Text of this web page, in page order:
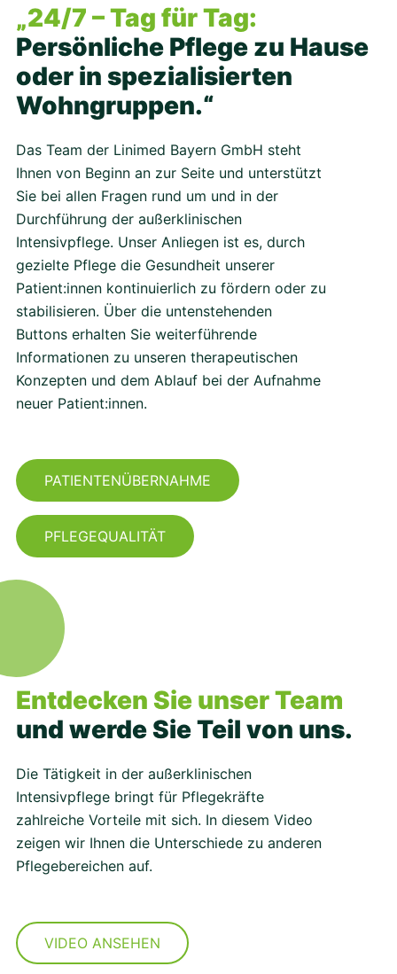
„24/7 – Tag für Tag:
Persönliche Pflege zu Hause
oder in spezialisierten
Wohngruppen.“
Das Team der Linimed Bayern GmbH steht
Ihnen von Beginn an zur Seite und unterstützt
Sie bei allen Fragen rund um und in der
Durchführung der außerklinischen
Intensivpflege. Unser Anliegen ist es, durch
gezielte Pflege die Gesundheit unserer
Patient:innen kontinuierlich zu fördern oder zu
stabilisieren. Über die untenstehenden
Buttons erhalten Sie weiterführende
Informationen zu unseren therapeutischen
Konzepten und dem Ablauf bei der Aufnahme
neuer Patient:innen.
PATIENTENÜBERNAHME
PFLEGEQUALITÄT
Entdecken Sie unser Team
und werde Sie Teil von uns.
Die Tätigkeit in der außerklinischen
Intensivpflege bringt für Pflegekräfte
zahlreiche Vorteile mit sich. In diesem Video
zeigen wir Ihnen die Unterschiede zu anderen
Pflegebereichen auf.
VIDEO ANSEHEN